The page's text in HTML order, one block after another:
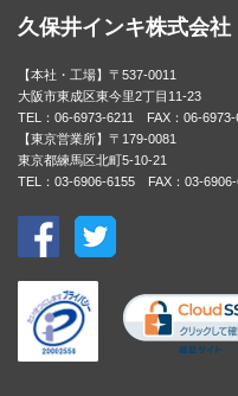
久保井インキ株式会社
【本社・工場】〒537-0011
大阪市東成区東今里2丁目11-23
TEL：06-6973-6211 FAX：06-6973-
【東京営業所】〒179-0081
東京都練馬区北町5-10-21
TEL：03-6906-6155 FAX：03-6906-